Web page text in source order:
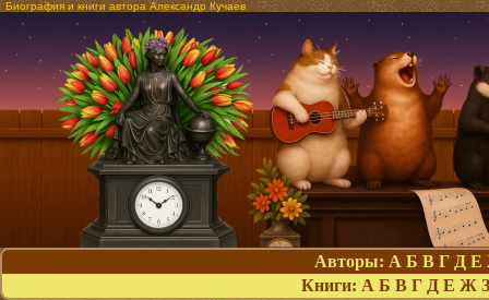
Биография и книги автора Александр Кучаев
Авторы: А Б В Г Д Е
Книги: А Б В Г Д Е Ж З